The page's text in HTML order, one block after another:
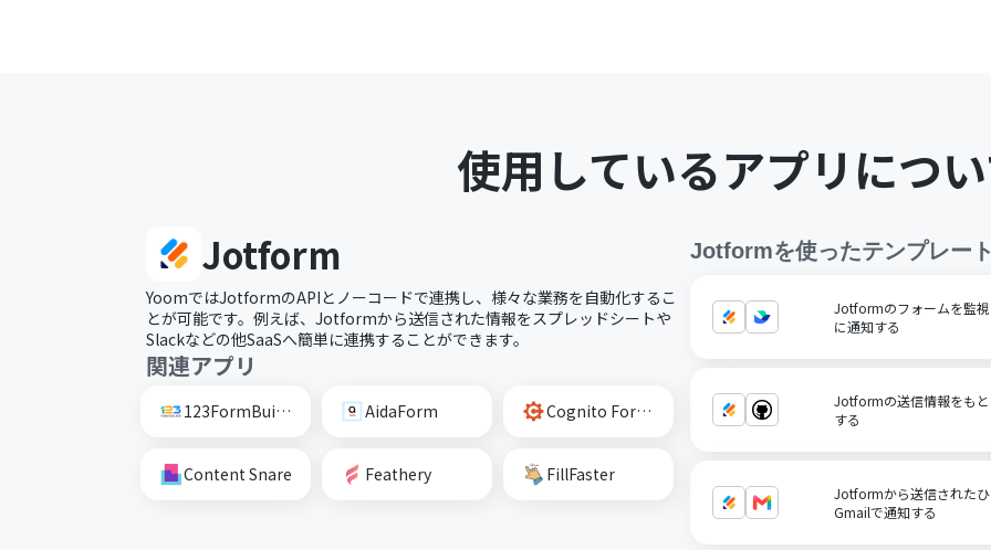
使用しているアプリにつ
Jotform
YoomではJotformのAPIとノーコードで連携し、様々な業務を自動化するこ
とが可能です。例えば、Jotformから送信された情報をスプレッドシートや
Slackなどの他SaaSへ簡単に連携することができます。
関連アプリ
123FormBuilder AidaForm Cognito Forms
Content Snare Feathery FillFaster
Jotformを使ったテンプレー
Jotformのフォームを監
に通知する
Jotformの送信情報をも
する
Jotformから送信された
Gmailで通知する